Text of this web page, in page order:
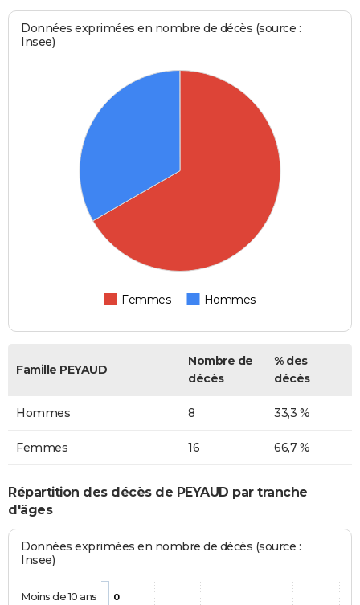
Données exprimées en nombre de décès (source :
Insee)
Femmes Hommes
Famille PEYAUD
Nombre de
décès
% des
décès
Hommes 8 33,3 %
Femmes 16 66,7 %
Répartition des décès de PEYAUD par tranche
d'âges
Données exprimées en nombre de décès (source :
Insee)
0
Moins de 10 ans